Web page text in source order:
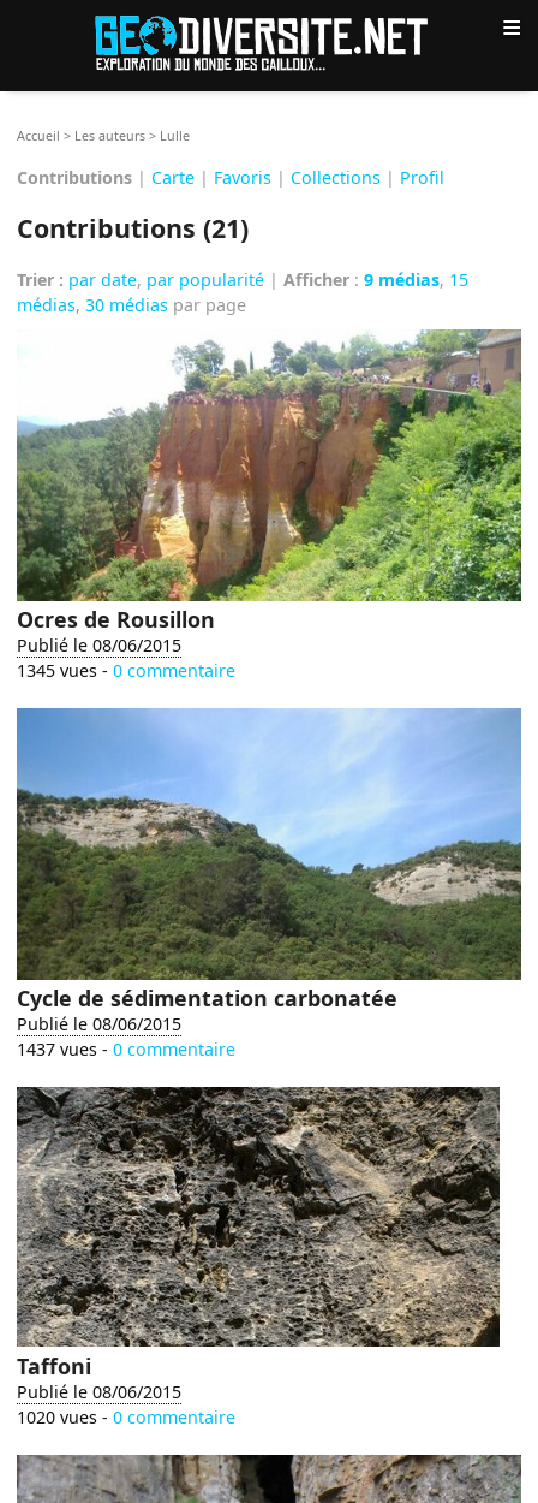
≡
Accueil > Les auteurs > Lulle
Contributions | Carte | Favoris | Collections | Profil
Contributions (21)
Trier : par date, par popularité |Afficher :9 médias, 15
médias,30 médias par page
Ocres de Rousillon
Publié le 08/06/2015
1345 vues -0 commentaire
Cycle de sédimentation carbonatée
Publié le 08/06/2015
1437 vues -0 commentaire
Taffoni
Publié le 08/06/2015
1020 vues -0 commentaire